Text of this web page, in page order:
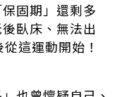
固期」還剩多
臥床、無法出
這運動開始！